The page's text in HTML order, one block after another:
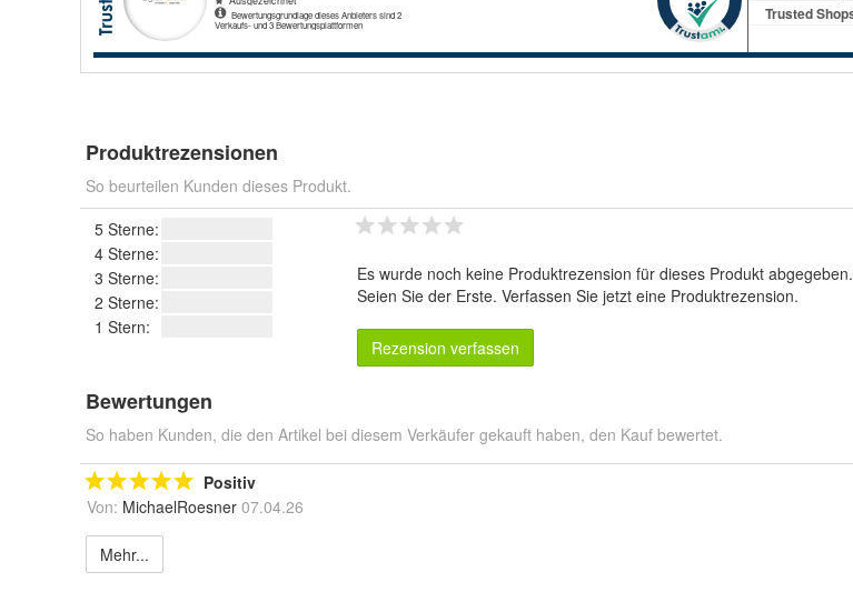
Produktrezensionen
So beurteilen Kunden dieses Produkt.
5 Sterne:
4 Sterne:
3 Sterne:
2 Sterne:
1 Stern:
Es wurde noch keine Produktrezension für dieses Produkt abgegeben.
Seien Sie der Erste. Verfassen Sie jetzt eine Produktrezension.
Rezension verfassen
Bewertungen
So haben Kunden, die den Artikel bei diesem Verkäufer gekauft haben, den Kauf bewertet.
Positiv
Von: MichaelRoesner 07.04.26
Mehr...